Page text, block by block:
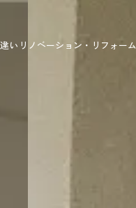
い リノベーション・リフォーム